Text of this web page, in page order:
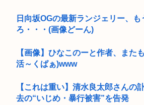
日向坂OGの最新ランジェリー、も
ろ・・・(画像どーん)
【画像】ひなこのーと作者、また
活～くぱぁ)www
【これは重い】清水良太郎さんの
去の“いじめ・暴行被害”を告発